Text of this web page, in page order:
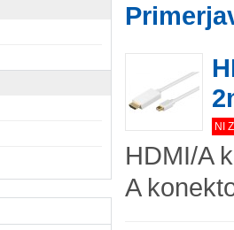
NI
HDMI/A
A